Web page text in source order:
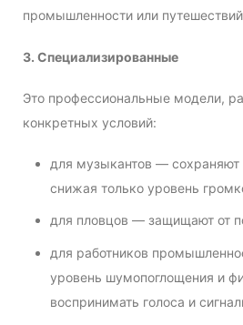
промышленности или
3. Специализированные
Это профессиональные модели,
конкретных условий:
для музыкантов — сохраняют
снижая только уровень
для пловцов — защищают от
для работников
уровень шумопоглощения и
воспринимать голоса и